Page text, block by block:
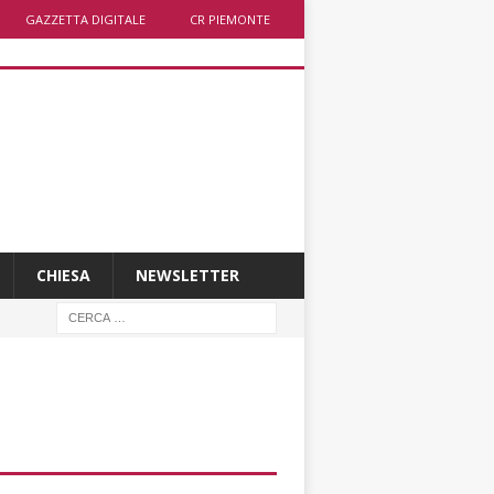
GAZZETTA DIGITALE CR PIEMONTE
CHIESA NEWSLETTER